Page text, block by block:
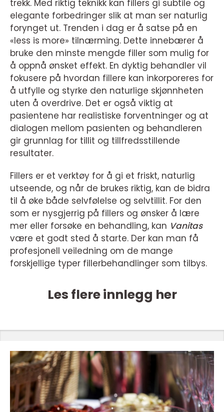
trekk. Med riktig teknikk kan fillers gi subtile og
elegante forbedringer slik at man ser naturlig
forynget ut. Trenden i dag er å satse på en
«less is more» tilnærming. Dette innebærer å
bruke den minste mengde filler som mulig for
å oppnå ønsket effekt. En dyktig behandler vil
fokusere på hvordan fillere kan inkorporeres for
å utfylle og styrke den naturlige skjønnheten
uten å overdrive. Det er også viktig at
pasientene har realistiske forventninger og at
dialogen mellom pasienten og behandleren
gir grunnlag for tillit og tillfredsstillende
resultater.
Fillers er et verktøy for å gi et friskt, naturlig
utseende, og når de brukes riktig, kan de bidra
til å øke både selvfølelse og selvtillit. For den
som er nysgjerrig på fillers og ønsker å lære
mer eller forsøke en behandling, kan Vanitas
være et godt sted å starte. Der kan man få
profesjonell veiledning om de mange
forskjellige typer fillerbehandlinger som tilbys.
Les flere innlegg her